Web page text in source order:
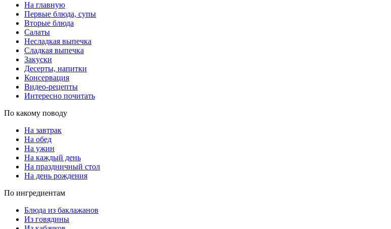
На главную
Первые блюда, супы
Вторые блюда
Салаты
Несладкая выпечка
Сладкая выпечка
Закуски
Десерты, напитки
Консервация
Видео-рецепты
Интересно почитать
По какому поводу
На завтрак
На обед
На ужин
На каждый день
На праздничный стол
На день рождения
По ингредиентам
Блюда из баклажанов
Из говядины